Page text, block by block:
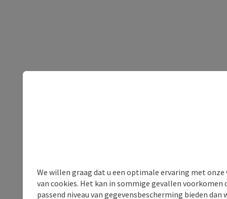
We willen graag dat u een optimale ervaring met
van cookies. Het kan in sommige gevallen voorkomen
passend niveau van gegevensbescherming bieden